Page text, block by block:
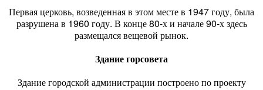
Первая церковь, возведенная в этом месте в 1947 году, была
разрушена в 1960 году. В конце 80-х и начале 90-х здесь
размещался вещевой рынок.
Здание горсовета
Здание городской администрации построено по проекту